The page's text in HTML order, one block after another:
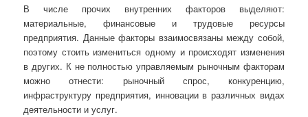
В числе прочих внутренних факторов выделяют:
материальные, финансовые и трудовые ресурсы
предприятия. Данные факторы взаимосвязаны между собой,
поэтому стоить измениться одному и происходят изменения
в других. К не полностью управляемым рыночным факторам
можно отнести: рыночный спрос, конкуренцию,
инфраструктуру предприятия, инновации в различных видах
деятельности и услуг.